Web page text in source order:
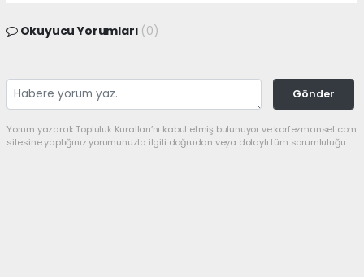
Okuyucu Yorumları (0)
Gönder
Yorum yazarak Topluluk Kuralları’nı kabul etmiş bulunuyor ve korfezmanset.com
sitesine yaptığınız yorumunuzla ilgili doğrudan veya dolaylı tüm sorumluluğu